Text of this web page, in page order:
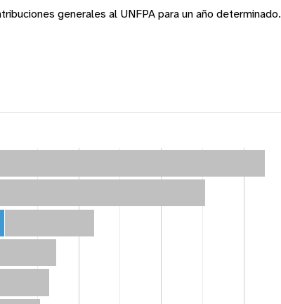
generales al UNFPA para un año determinado.